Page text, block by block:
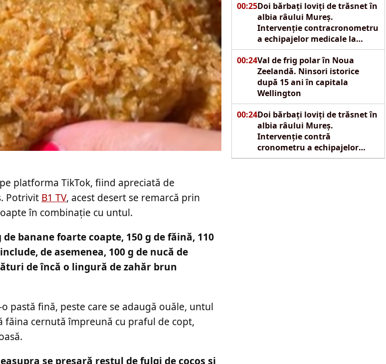
00:25Doi bărbați loviți de trăsnet în
albia râului Mureș.
Intervenție contracronometru
a echipajelor medicale la
Reghin
00:24Val de frig polar în Noua
Zeelandă. Ninsori istorice
după 15 ani în capitala
Wellington
00:24Doi bărbați loviți de trăsnet în
albia râului Mureș.
Intervenție contră
cronometru a echipajelor
SMURD la Reghin
platforma TikTok, fiind apreciată de
Potrivit B1 TV, acest desert se remarcă prin
în combinație cu untul.
banane foarte coapte, 150 g de făină, 110
de asemenea, 100 g de nucă de
de încă o lingură de zahăr brun
pastă fină, peste care se adaugă ouăle, untul
făina cernută împreună cu praful de copt,
se presară restul de fulgi de cocos și